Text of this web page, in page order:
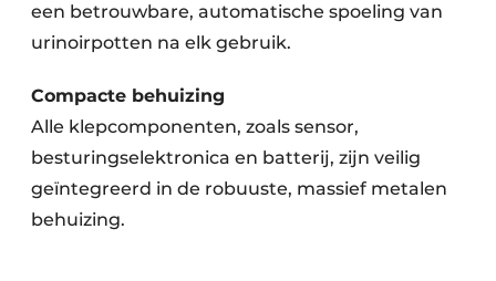
een betrouwbare, automatische spoeling van
urinoirpotten na elk gebruik.
Compacte behuizing
Alle klepcomponenten, zoals sensor,
besturingselektronica en batterij, zijn veilig
geïntegreerd in de robuuste, massief metalen
behuizing.